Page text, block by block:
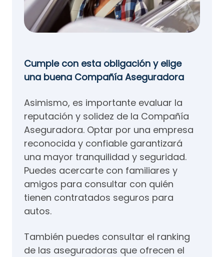
Cumple con esta obligación y elige
una buena Compañía Aseguradora
Asimismo, es importante evaluar la
reputación y solidez de la Compañía
Aseguradora. Optar por una empresa
reconocida y confiable garantizará
una mayor tranquilidad y seguridad.
Puedes acercarte con familiares y
amigos para consultar con quién
tienen contratados seguros para
autos.
También puedes consultar el ranking
de las aseguradoras que ofrecen el